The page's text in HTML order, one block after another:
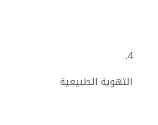
4.
التهوية الطبيعية